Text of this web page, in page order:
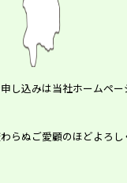
し込みは当社ホームペ
らぬご愛顧のほどよろ